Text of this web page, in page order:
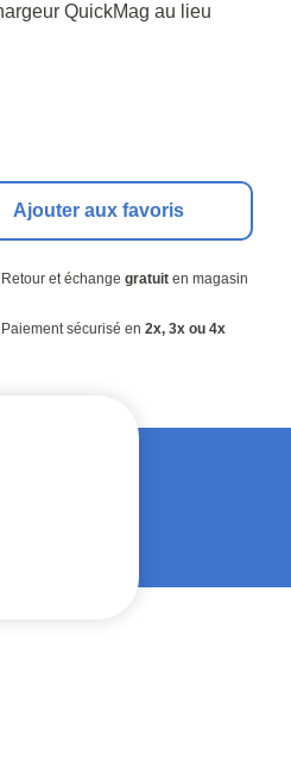
QuickMag au lieu
Ajouter aux favoris
Retour et échange gratuiten magasin
Paiement sécurisé en 2x, 3x ou 4x